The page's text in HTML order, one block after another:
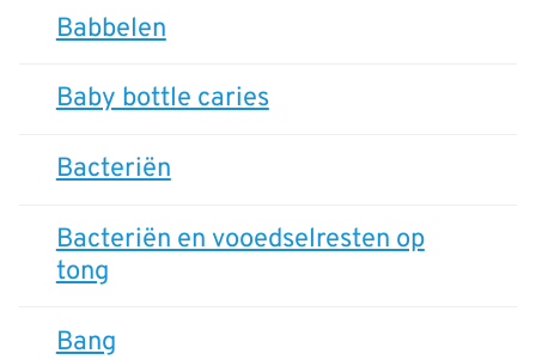
Babbelen
Baby bottle caries
Bacteriën
Bacteriën en vooedselresten op
tong
Bang